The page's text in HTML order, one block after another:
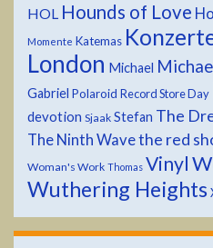
HOL Hounds of Love
Momente Katemas
London Michael
Gabriel Polaroid Record Store Day
devotion Sjaak Stefan The
The Ninth Wavethe red
Woman's Work Thomas Vinyl
Wuthering Heights